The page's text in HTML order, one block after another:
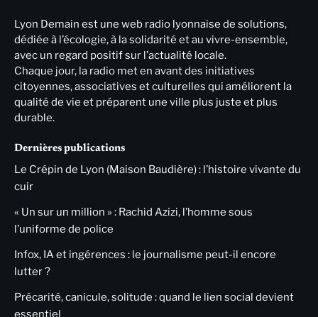
Lyon Demain est une web radio lyonnaise de solutions,
dédiée à l’écologie, à la solidarité et au vivre-ensemble,
avec un regard positif sur l’actualité locale.
Chaque jour, la radio met en avant des initiatives
citoyennes, associatives et culturelles qui améliorent la
qualité de vie et préparent une ville plus juste et plus
durable.
Dernières publications
Le Crépin de Lyon (Maison Baudière) : l’histoire vivante du
cuir
« Un sur un million » : Rachid Azizi, l’homme sous
l’uniforme de police
Infox, IA et ingérences : le journalisme peut-il encore
lutter ?
Précarité, canicule, solitude : quand le lien social devient
essentiel